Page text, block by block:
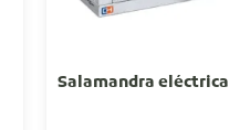
Salamandra eléctrica